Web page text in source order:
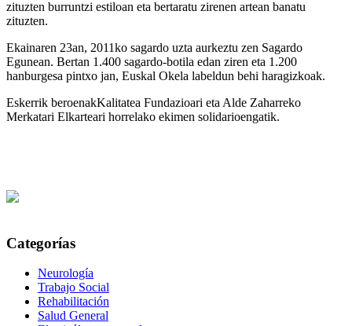
zituzten burruntzi estiloan eta bertaratu zirenen artean banatu
zituzten.
Ekainaren 23an, 2011ko sagardo uzta aurkeztu zen Sagardo
Egunean. Bertan 1.400 sagardo-botila edan ziren eta 1.200
hanburgesa pintxo jan, Euskal Okela labeldun behi haragizkoak.
Eskerrik beroenakKalitatea Fundazioari eta Alde Zaharreko
Merkatari Elkarteari horrelako ekimen solidarioengatik.
Categorías
Neurología
Trabajo Social
Rehabilitación
Salud General